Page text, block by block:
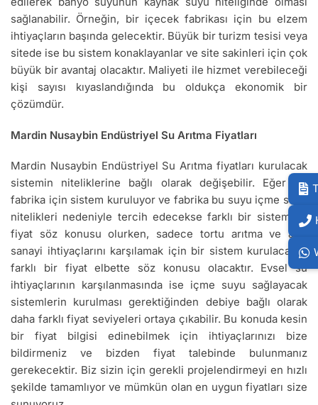
sağlanabilir. Örneğin, bir içecek fabrikası için bu elzem
ihtiyaçların başında gelecektir. Büyük bir turizm tesisi veya
sitede ise bu sistem konaklayanlar ve site sakinleri için çok
büyük bir avantaj olacaktır. Maliyeti ile hizmet verebileceği
kişi sayısı kıyaslandığında bu oldukça ekonomik bir
çözümdür.
Mardin Nusaybin Endüstriyel Su Arıtma Fiyatları
Mardin Nusaybin Endüstriyel Su Arıtma fiyatları kurulacak
sistemin niteliklerine bağlı olarak değişebilir. Eğer bir
fabrika için sistem kuruluyor ve fabrika bu suyu içme suyu
nitelikleri nedeniyle tercih edecekse farklı bir sistem ve
fiyat söz konusu olurken, sadece tortu arıtma ve ağır
sanayi ihtiyaçlarını karşılamak için bir sistem kurulacaksa
farklı bir fiyat elbette söz konusu olacaktır. Evsel su
ihtiyaçlarının karşılanmasında ise içme suyu sağlayacak
sistemlerin kurulması gerektiğinden debiye bağlı olarak
daha farklı fiyat seviyeleri ortaya çıkabilir. Bu konuda kesin
bir fiyat bilgisi edinebilmek için ihtiyaçlarınızı bize
bildirmeniz ve bizden fiyat talebinde bulunmanız
gerekecektir. Biz sizin için gerekli projelendirmeyi en hızlı
şekilde tamamlıyor ve mümkün olan en uygun fiyatları size